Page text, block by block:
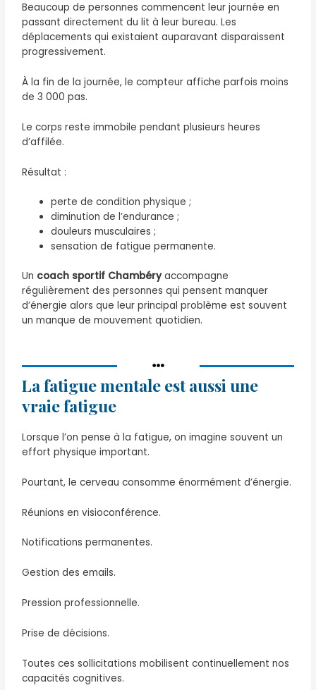
Beaucoup de personnes commencent leur journée en
passant directement du lit à leur bureau. Les
déplacements qui existaient auparavant disparaissent
progressivement.
À la fin de la journée, le compteur affiche parfois moins
de 3 000 pas.
Le corps reste immobile pendant plusieurs heures
d’affilée.
Résultat :
perte de condition physique ;
diminution de l’endurance ;
douleurs musculaires ;
sensation de fatigue permanente.
Un coach sportif Chambéryaccompagne
régulièrement des personnes qui pensent manquer
d’énergie alors que leur principal problème est souvent
un manque de mouvement quotidien.
La fatigue mentale est aussi une
vraie fatigue
Lorsque l’on pense à la fatigue, on imagine souvent un
effort physique important.
Pourtant, le cerveau consomme énormément d’énergie.
Réunions en visioconférence.
Notifications permanentes.
Gestion des emails.
Pression professionnelle.
Prise de décisions.
Toutes ces sollicitations mobilisent continuellement nos
capacités cognitives.